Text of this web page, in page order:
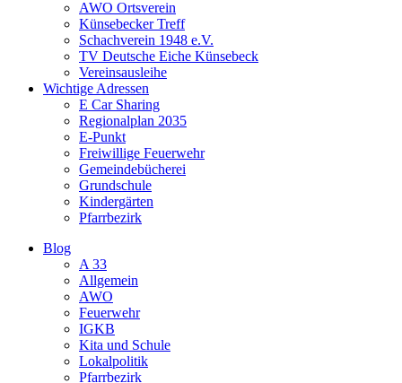
AWO Ortsverein
Künsebecker Treff
Schachverein 1948 e.V.
TV Deutsche Eiche Künsebeck
Vereinsausleihe
Wichtige Adressen
E Car Sharing
Regionalplan 2035
E-Punkt
Freiwillige Feuerwehr
Gemeindebücherei
Grundschule
Kindergärten
Pfarrbezirk
Blog
A 33
Allgemein
AWO
Feuerwehr
IGKB
Kita und Schule
Lokalpolitik
Pfarrbezirk